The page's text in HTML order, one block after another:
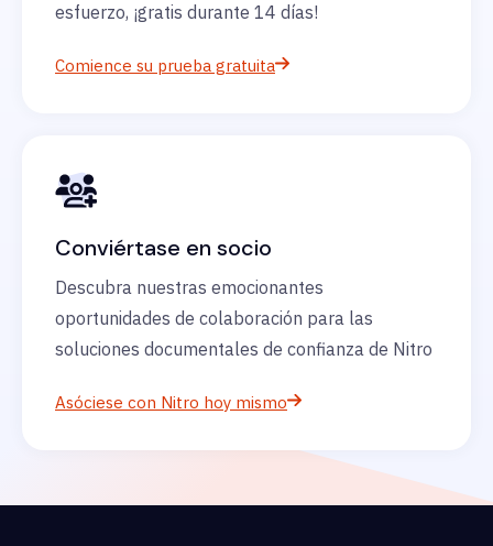
esfuerzo, ¡gratis durante 14 días!
Comience su prueba gratuita
Conviértase en socio
Descubra nuestras emocionantes
oportunidades de colaboración para las
soluciones documentales de confianza de Nitro
Asóciese con Nitro hoy mismo